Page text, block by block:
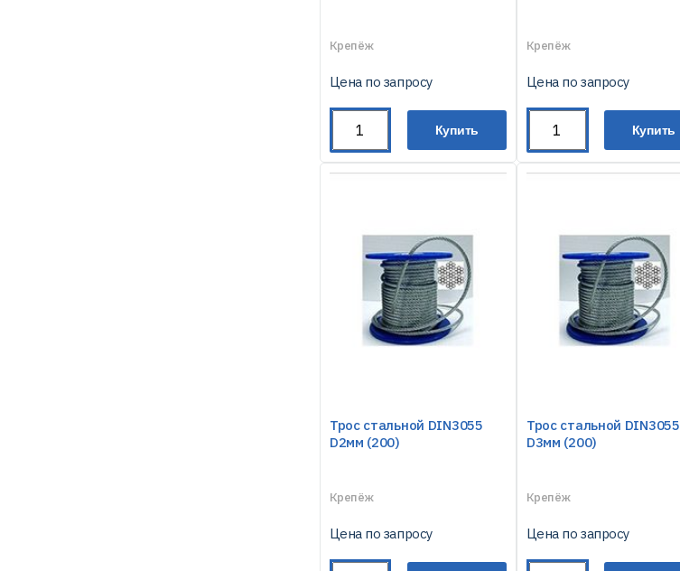
Крепёж
Цена по запросу
Купить
Крепёж
Цена по запросу
Купить
Трос стальной DIN3055
D2мм (200)
Крепёж
Цена по запросу
Трос стальной DIN3055
D3мм (200)
Крепёж
Цена по запросу